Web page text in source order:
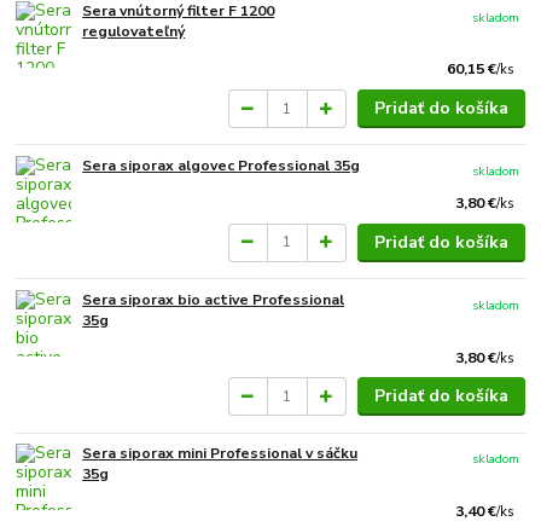
Sera vnútorný filter F 1200
regulovateľný
60,15 €/ks
skladom
Pridať do košíka
Sera siporax algovec Professional 35g
3,80 €/ks
skladom
Pridať do košíka
Sera siporax bio active Professional
35g
3,80 €/ks
skladom
Pridať do košíka
Sera siporax mini Professional v sáčku
35g
3,40 €/ks
skladom